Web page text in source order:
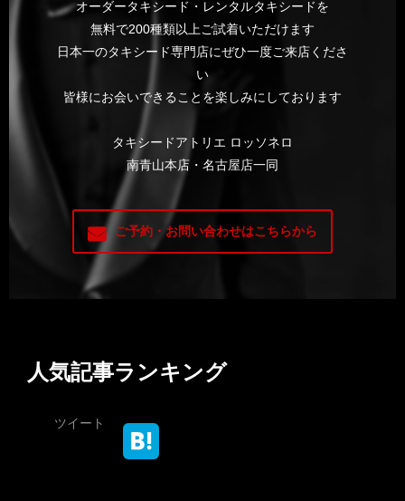
オーダータキシード・レンタルタキシードを
無料で200種類以上ご試着いただけます
日本一のタキシード専門店にぜひ一度ご来店くださ
い
皆様にお会いできることを楽しみにしております
タキシードアトリエ ロッソネロ
南青山本店・名古屋店一同
ご予約・お問い合わせはこちらから
人気記事ランキング
ツイート